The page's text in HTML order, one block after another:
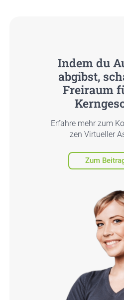
Indem du
abgibst,
Frei­raum
Erfah­re mehr zum
zen Vir­tu­el­ler
Zum